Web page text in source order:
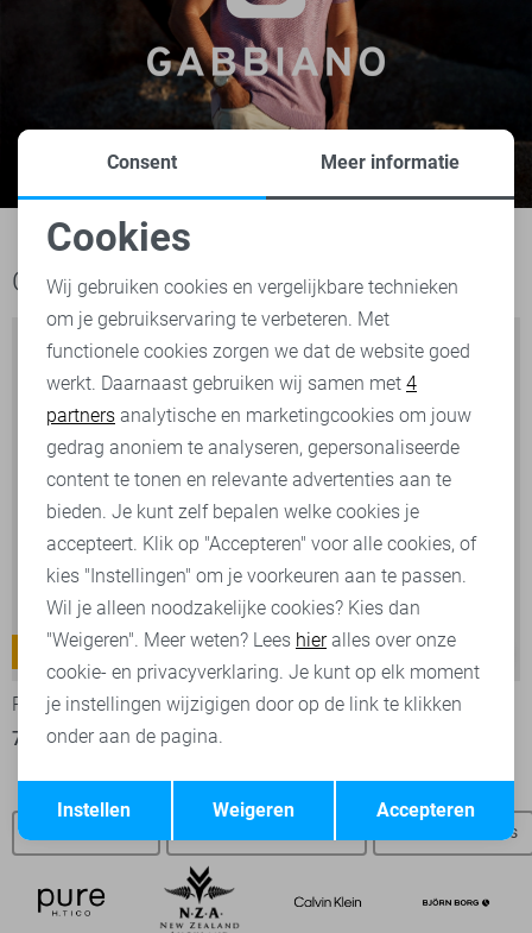
Ook het bekijken waard
Commander 3.0 -30%
PME legend Korte broek
70,00 99,99
Nightflight
PME legend Jeans
Gabbiano t-shirts
Noodzakelijke cookies
Personalisatie cookies
Analytische cookies
Marketing cookies
Terug Opslaan
Consent Meer informatie
Cookies
Wij gebruiken cookies en vergelijkbare technieken
om je gebruikservaring te verbeteren. Met
functionele cookies zorgen we dat de website goed
werkt. Daarnaast gebruiken wij samen met 4
partners analytische en marketingcookies om jouw
gedrag anoniem te analyseren, gepersonaliseerde
content te tonen en relevante advertenties aan te
bieden. Je kunt zelf bepalen welke cookies je
accepteert. Klik op "Accepteren" voor alle cookies, of
kies "Instellingen" om je voorkeuren aan te passen.
Wil je alleen noodzakelijke cookies? Kies dan
"Weigeren". Meer weten? Lees hieralles over onze
cookie- en privacyverklaring. Je kunt op elk moment
je instellingen wijzigigen door op de link te klikken
onder aan de pagina.
Accepteren
Weigeren
Instellen